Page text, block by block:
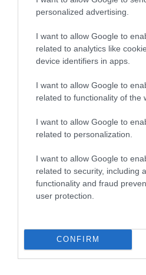
personalized advertising.
I want to allow Google to
related to analytics like
device identifiers in apps.
I want to allow Google to
related to functionality of the
I want to allow Google to
related to personalization.
I want to allow Google to
related to security, including
functionality and fraud
user protection.
CONFIRM
Indul a megújult belső terű
2026. július 20. 07:00
Kezdjük a lényeggel: mennyiért is
széleskörben népszerű modelljéhez.